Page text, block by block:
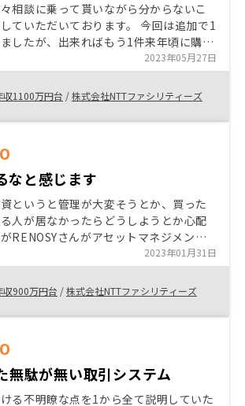
相談に乗って貰いながら分からないこ
ていただいております。 今回は追加で1
したが、出来ればもう1件来年頃に購入
えています 確定申告の時期ですが、サポ
てとても良いです
2023年05月27日
収1100万円台 /株式会社NTTファシリティーズ
なと感じます
というと管理が大変そうとか、買った
人が居なかったらどうしようとか心配
RENOSYさんがアセットマネジメント·
ジメントも行ってくれるのが大変魅力的
くれた方も丁寧な説明をしてくれて信
2023年01月31日
収900万円台 /株式会社NTTファシリティーズ
無駄が無い取引システム
る不明瞭な点を1から全て説明していた